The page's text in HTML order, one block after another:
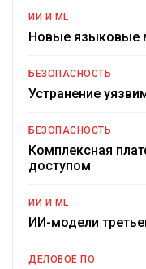
ИИ И ML
Новые языковые
БЕЗОПАСНОСТЬ
Устранение
БЕЗОПАСНОСТЬ
Комплексная
доступом
ИИ И ML
ИИ-модели
ДЕЛОВОЕ ПО